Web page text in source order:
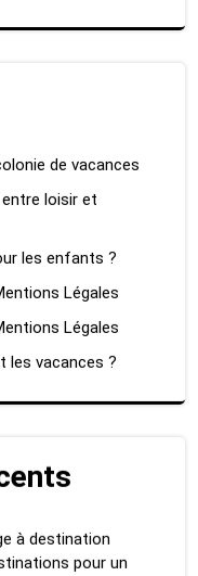
de vacances
loisir et
les enfants ?
Légales
Légales
les vacances ?
à destination
pour un